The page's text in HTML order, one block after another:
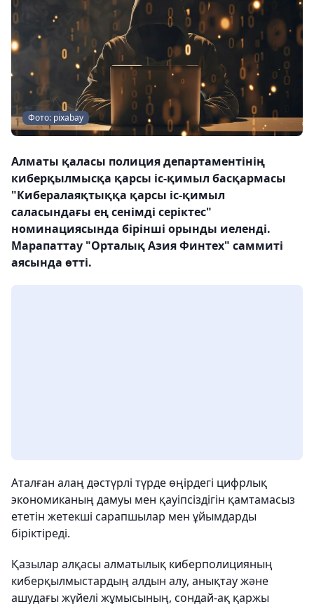
Фото: pixabay
Алматы қаласы полиция департаментінің
киберқылмысқа қарсы іс-қимыл басқармасы
"Кибералаяқтыққа қарсы іс-қимыл
саласындағы ең сенімді серіктес"
номинациясында бірінші орынды иеленді.
Марапаттау "Орталық Азия Финтех" саммиті
аясында өтті.
Аталған алаң дәстүрлі түрде өңірдегі цифрлық
экономиканың дамуы мен қауіпсіздігін қамтамасыз
ететін жетекші сарапшылар мен ұйымдарды
біріктіреді.
Қазылар алқасы алматылық киберполицияның
киберқылмыстардың алдын алу, анықтау және
ашудағы жүйелі жұмысының, сондай-ақ қаржы